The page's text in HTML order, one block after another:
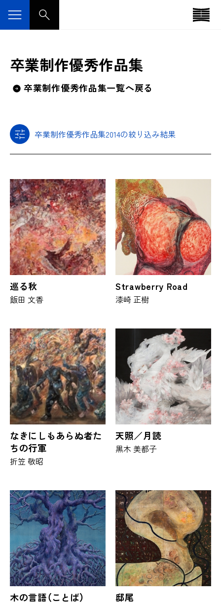
卒業制作優秀作品集
卒業制作優秀作品集一覧へ戻る
卒業制作優秀作品集2014の絞り込み結果
巡る秋
飯田 文香
Strawberry Road
漆崎 正樹
なきにしもあらぬ者た
ちの行軍
折笠 敬昭
天照／月読
黒木 美都子
木の言語（ことば） 邸尾